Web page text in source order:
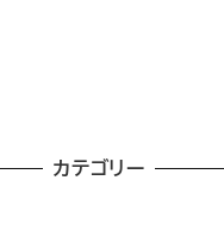
カテゴリー